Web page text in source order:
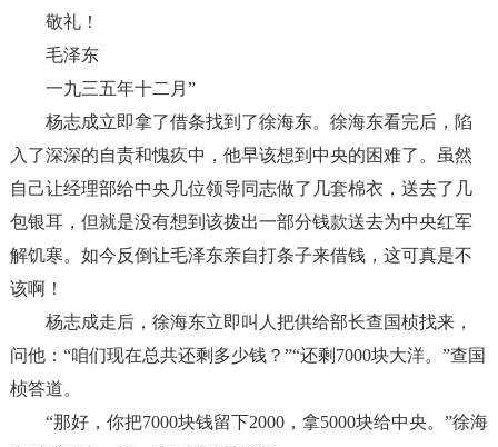
敬礼！
毛泽东
一九三五年十二月 ”
杨志成立即拿了借条找到了徐海东。徐海东看完后，陷
入了深深的自责和愧疚中，他早该想到中央的困难了。虽然
自己让经理部给中央几位领导同志做了几套棉衣，送去了几
包银耳，但就是没有想到该拨出一部分钱款送去为中央红军
解饥寒。如今反倒让毛泽东亲自打条子来借钱，这可真是不
该啊！
杨志成走后，徐海东立即叫人把供给部长查国桢找来，
问他： “咱们现在总共还剩多少钱？ ”“还剩 7000块大洋。 ”查国
桢答道。
“那好，你把7000块钱留下2000，拿5000块给中央。 ”徐海